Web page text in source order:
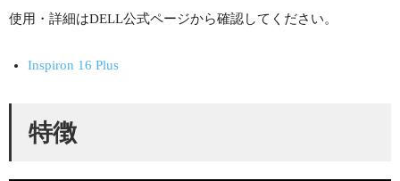
使用・詳細はDELL公式ページから確認してください。
Inspiron 16 Plus
特徴